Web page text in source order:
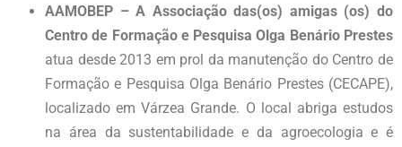
AAMOBEP – A Associação das(os) amigas (os) do
Centro de Formação e Pesquisa Olga Benário Prestes
atua desde 2013 em prol da manutenção do Centro de
Formação e Pesquisa Olga Benário Prestes (CECAPE),
localizado em Várzea Grande. O local abriga estudos
na área da sustentabilidade e da agroecologia e é